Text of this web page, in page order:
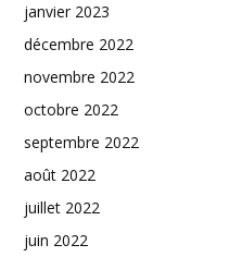
janvier 2023
décembre 2022
novembre 2022
octobre 2022
septembre 2022
août 2022
juillet 2022
juin 2022